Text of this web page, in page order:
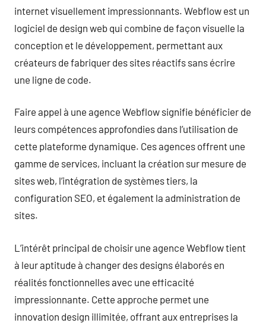
internet visuellement impressionnants. Webflow est un
logiciel de design web qui combine de façon visuelle la
conception et le développement, permettant aux
créateurs de fabriquer des sites réactifs sans écrire
une ligne de code.
Faire appel à une agence Webflow signifie bénéficier de
leurs compétences approfondies dans l’utilisation de
cette plateforme dynamique. Ces agences offrent une
gamme de services, incluant la création sur mesure de
sites web, l’intégration de systèmes tiers, la
configuration SEO, et également la administration de
sites.
L’intérêt principal de choisir une agence Webflow tient
à leur aptitude à changer des designs élaborés en
réalités fonctionnelles avec une efficacité
impressionnante. Cette approche permet une
innovation design illimitée, offrant aux entreprises la